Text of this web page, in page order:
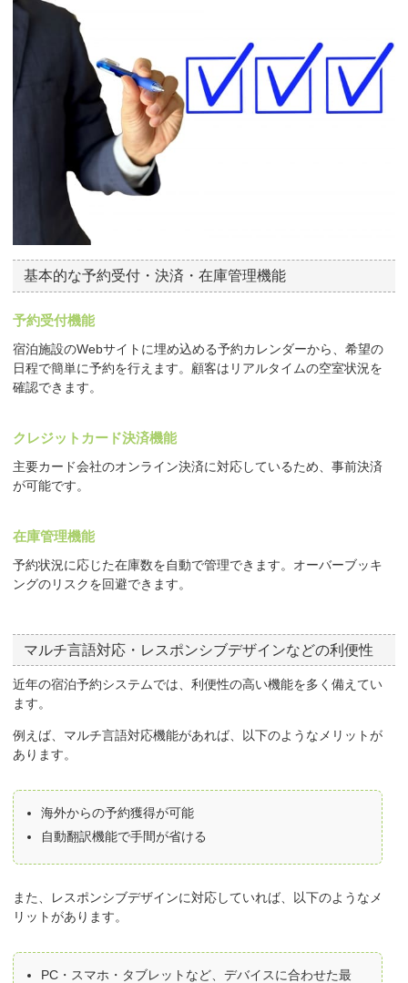
基本的な予約受付・決済・在庫管理機能
予約受付機能
宿泊施設のWebサイトに埋め込める予約カレンダーから、希望の
日程で簡単に予約を行えます。顧客はリアルタイムの空室状況を
確認できます。
クレジットカード決済機能
主要カード会社のオンライン決済に対応しているため、事前決済
が可能です。
在庫管理機能
予約状況に応じた在庫数を自動で管理できます。オーバーブッキ
ングのリスクを回避できます。
マルチ言語対応・レスポンシブデザインなどの利便性
近年の宿泊予約システムでは、利便性の高い機能を多く備えてい
ます。
例えば、マルチ言語対応機能があれば、以下のようなメリットが
あります。
海外からの予約獲得が可能
自動翻訳機能で手間が省ける
また、レスポンシブデザインに対応していれば、以下のようなメ
リットがあります。
PC・スマホ・タブレットなど、デバイスに合わせた最